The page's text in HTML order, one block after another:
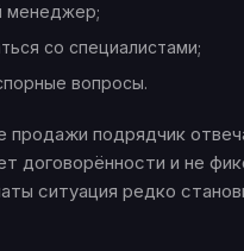
менеджер;
со специалистами;
вопросы.
продажи подрядчик
договорённости и не
ситуация редко